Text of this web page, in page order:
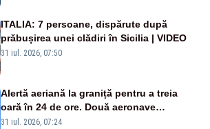
ITALIA: 7 persoane, dispărute după
prăbușirea unei clădiri în Sicilia | VIDEO
31 iul. 2026, 07:50
Alertă aeriană la graniță pentru a treia
oară în 24 de ore. Două aeronave
Eurofighter britanice au fost ridicate de la
31 iul. 2026, 07:24